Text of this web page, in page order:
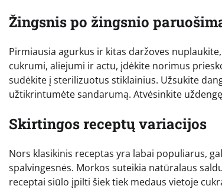
Žingsnis po žingsnio
Pirmiausia agurkus ir kitas daržoves
cukrumi, aliejumi ir actu, įdėkite norimus
sudėkite į sterilizuotus stiklainius. Užsukite
užtikrintumėte sandarumą. Atvėsinkite
Skirtingos receptų variacijos
Nors klasikinis receptas yra labai populiarus,
spalvingesnės. Morkos suteikia natūralaus
receptai siūlo įpilti šiek tiek medaus vietoje